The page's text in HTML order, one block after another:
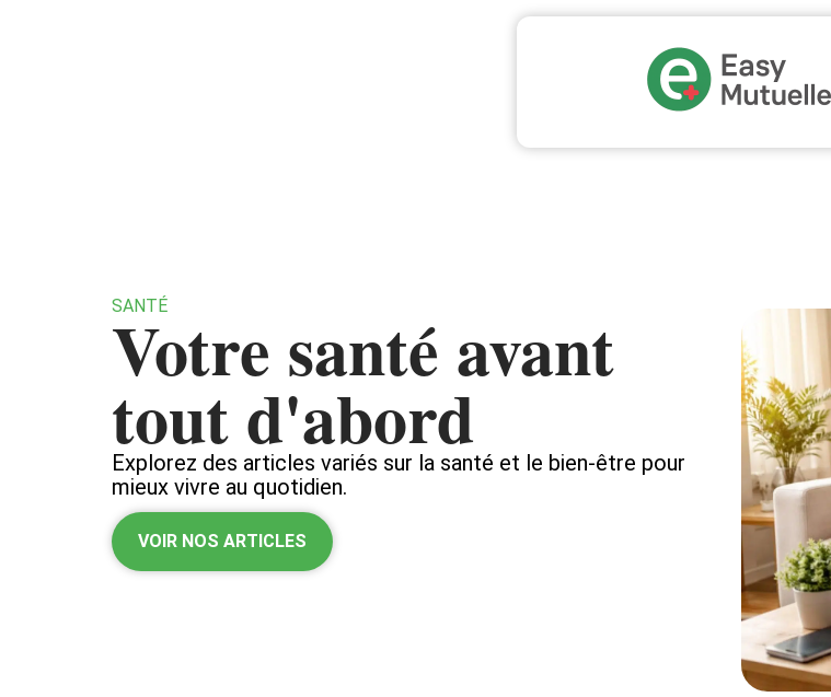
SANTÉ
Votre santé avant
tout d'abord
Explorez des articles variés sur la santé et le bien-être pour
mieux vivre au quotidien.
VOIR NOS ARTICLES